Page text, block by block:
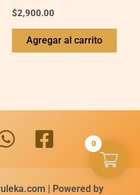
$2,900.00
Agregar al carrito
| Powered by
0